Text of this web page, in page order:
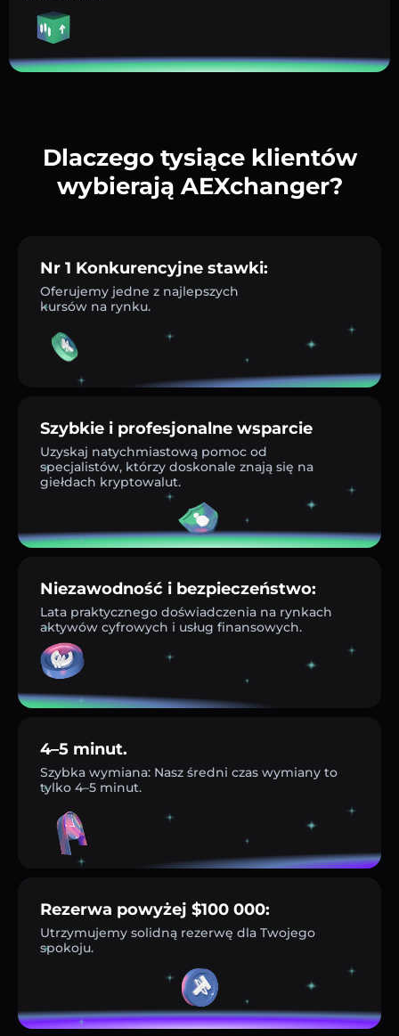
Dlaczego tysiące klientów
wybierają AEXchanger?
Nr 1 Konkurencyjne stawki:
Oferujemy jedne z najlepszych
kursów na rynku.
Szybkie i profesjonalne wsparcie
Uzyskaj natychmiastową pomoc od
specjalistów, którzy doskonale znają się na
giełdach kryptowalut.
Niezawodność i bezpieczeństwo:
Lata praktycznego doświadczenia na rynkach
aktywów cyfrowych i usług finansowych.
4–5 minut.
Szybka wymiana: Nasz średni czas wymiany to
tylko 4–5 minut.
Rezerwa powyżej $100 000:
Utrzymujemy solidną rezerwę dla Twojego
spokoju.